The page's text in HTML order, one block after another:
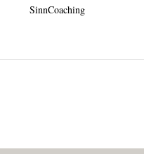
SinnCoaching